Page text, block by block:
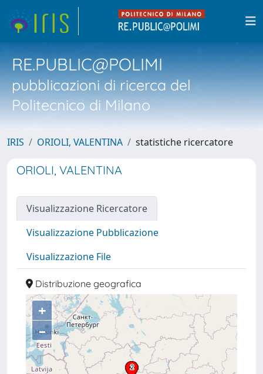
RE.PUBLIC@POLIMI
pubblicazioni di ricerca del
Politecnico di Milano
IRIS ORIOLI, VALENTINA statistiche ricercatore
ORIOLI, VALENTINA
Visualizzazione Ricercatore
Visualizzazione Pubblicazione
Visualizzazione File
Distribuzione geografica
+
–